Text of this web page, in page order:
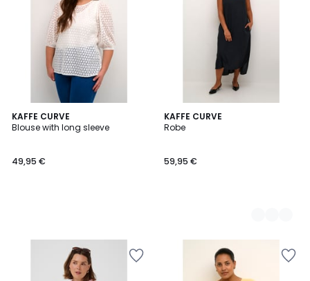
KAFFE CURVE
Blouse with long sleeve
49,95 €
KAFFE CURVE
Robe
59,95 €
5
Couleurs